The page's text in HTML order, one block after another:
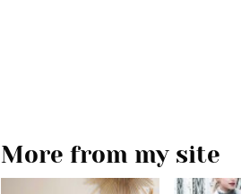
More from my site